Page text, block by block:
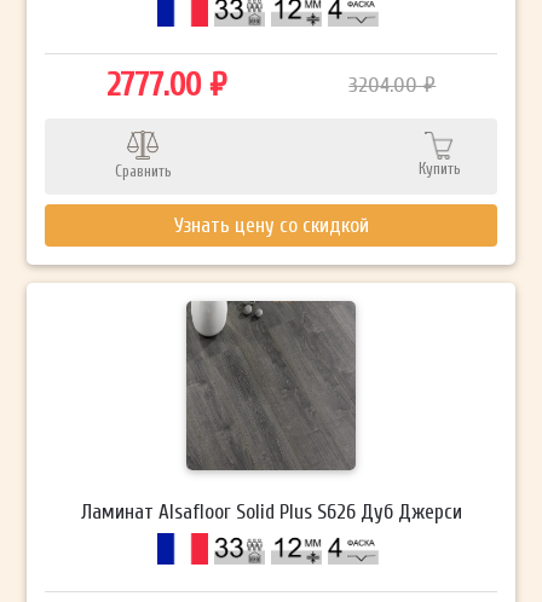
2777.00 ₽ 3204.00 ₽
Сравнить Купить
Узнать цену со скидкой
Ламинат Alsafloor Solid Plus S626 Дуб Джерси